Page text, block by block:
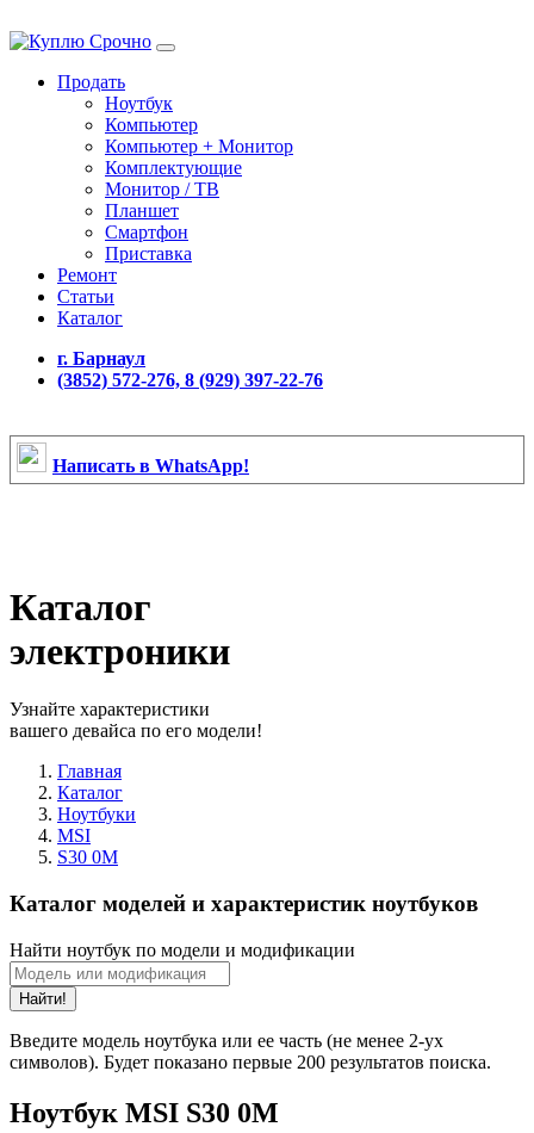
Продать
Ноутбук
Компьютер
Компьютер + Монитор
Комплектующие
Монитор / ТВ
Планшет
Смартфон
Приставка
Ремонт
Статьи
Каталог
г. Барнаул
(3852) 572-276, 8 (929) 397-22-76
Написать в WhatsApp!
Каталог
электроники
Узнайте характеристики
вашего девайса по его модели!
Главная
Каталог
Ноутбуки
MSI
S30 0M
Каталог моделей и характеристик ноутбуков
Найти ноутбук по модели и модификации
Найти!
Введите модель ноутбука или ее часть (не менее 2-ух
символов). Будет показано первые 200 результатов поиска.
Ноутбук MSI S30 0M